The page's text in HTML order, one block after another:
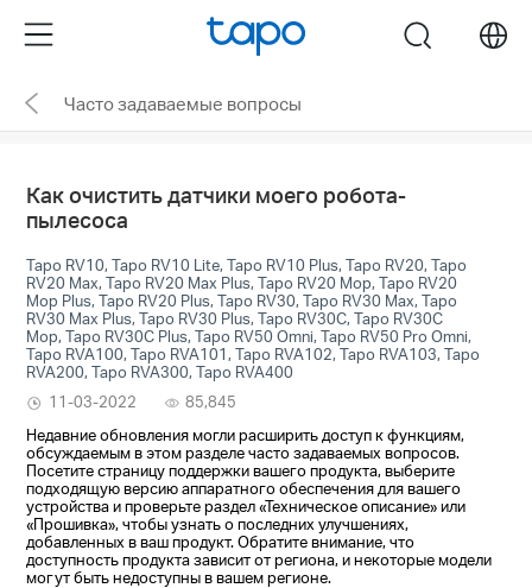
the
navigation
Menu search
Часто задаваемые вопросы
Как очистить датчики моего робота-
пылесоса
Tapo RV10, Tapo RV10 Lite, Tapo RV10 Plus, Tapo RV20, Tapo
RV20 Max, Tapo RV20 Max Plus, Tapo RV20 Mop, Tapo RV20
Mop Plus, Tapo RV20 Plus, Tapo RV30, Tapo RV30 Max, Tapo
RV30 Max Plus, Tapo RV30 Plus, Tapo RV30C, Tapo RV30C
Mop, Tapo RV30C Plus, Tapo RV50 Omni, Tapo RV50 Pro Omni,
Tapo RVA100, Tapo RVA101, Tapo RVA102, Tapo RVA103, Tapo
RVA200, Tapo RVA300, Tapo RVA400
11-03-2022
85,845
Недавние обновления могли расширить доступ к функциям,
обсуждаемым в этом разделе часто задаваемых вопросов.
Посетите страницу поддержки вашего продукта, выберите
подходящую версию аппаратного обеспечения для вашего
устройства и проверьте раздел «Техническое описание» или
«Прошивка», чтобы узнать о последних улучшениях,
добавленных в ваш продукт. Обратите внимание, что
доступность продукта зависит от региона, и некоторые модели
могут быть недоступны в вашем регионе.